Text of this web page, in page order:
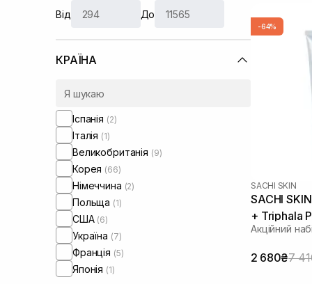
Laneige
Manyo Factory
Medik8
Numbuzin
(1)
Question and Answer
RARE Paris
Real Barrier
Revitalash
Rosy Drop
Round Lab
SISTERS (1)
Sachi Skin
Від До
КРАЇНА
Іспанія (2)
Італія (1)
Великобританія (9)
Корея (66)
Німеччина (2)
Польща (1)
США (6)
Україна (7)
Франція (5)
Японія (1)
-64%
SACHI SKIN
SACHI
+ Triphala
Акційний
2 680₴7